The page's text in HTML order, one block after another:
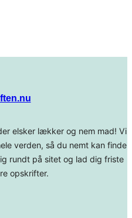
elsker lækker og nem mad! Vi
verden, så du nemt kan finde
rundt på sitet og lad dig friste
opskrifter.